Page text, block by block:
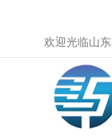
欢迎光临山